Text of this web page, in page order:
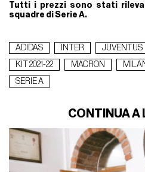
Tutti i prezzi sono stati
squadre di Serie A.
ADIDAS INTER JUVENTUS
KIT 2021-22
MACRON
SERIE A
CONTINUA A